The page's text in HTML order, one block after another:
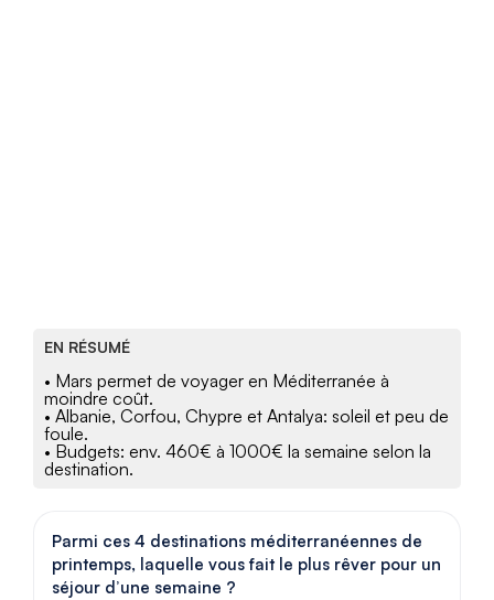
EN RÉSUMÉ
• Mars permet de voyager en Méditerranée à
moindre coût.
• Albanie, Corfou, Chypre et Antalya: soleil et peu de
foule.
• Budgets: env. 460€ à 1000€ la semaine selon la
destination.
Parmi ces 4 destinations méditerranéennes de
printemps, laquelle vous fait le plus rêver pour un
séjour d’une semaine ?